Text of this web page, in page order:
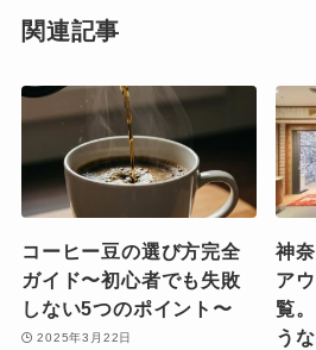
関連記事
コーヒー豆の選び方完全
ガイド〜初心者でも失敗
しない5つのポイント〜
2025年3月22日
神
ア
覧
う